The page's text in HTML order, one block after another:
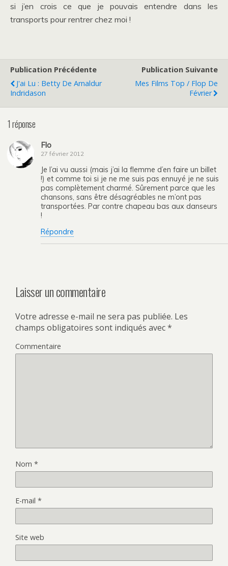
si j’en crois ce que je pouvais entendre dans les
transports pour rentrer chez moi !
Publication Précédente
J'ai Lu : Betty De Arnaldur
Indridason
Publication Suivante
Mes Films Top / Flop De
Février
1 réponse
Flo
27 février 2012
Je l’ai vu aussi (mais j’ai la flemme d’en faire un billet
!) et comme toi si je ne me suis pas ennuyé je ne suis
pas complètement charmé. Sûrement parce que les
chansons, sans être désagréables ne m’ont pas
transportées. Par contre chapeau bas aux danseurs
!
Répondre
Laisser un commentaire
Votre adresse e-mail ne sera pas publiée. Les
champs obligatoires sont indiqués avec*
Commentaire
Nom *
E-mail *
Site web